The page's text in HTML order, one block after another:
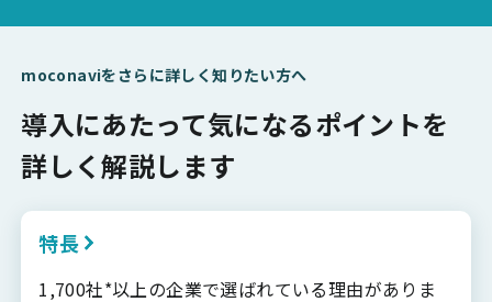
moconaviをさらに詳しく知りたい方へ
導入にあたって気になるポイントを
詳しく解説します
特長
1,700社*以上の企業で選ばれている理由がありま